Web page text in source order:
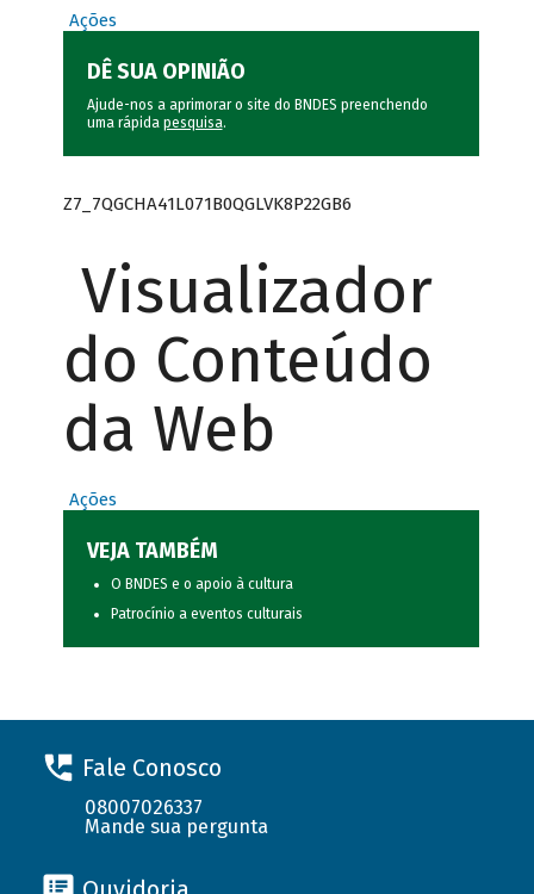
Ações
DÊ SUA OPINIÃO
Ajude-nos a aprimorar o site do BNDES preenchendo
uma rápida pesquisa.
Z7_7QGCHA41L071B0QGLVK8P22GB6
Visualizador
do Conteúdo
da Web
Ações
VEJA TAMBÉM
O BNDES e o apoio à cultura
Patrocínio a eventos culturais
Fale Conosco
08007026337
Mande sua pergunta